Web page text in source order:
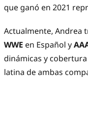
que ganó en 2021
Actualmente, Andrea
WWE en Español y
dinámicas y
latina de ambas